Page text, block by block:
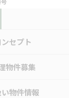
ンセプト
物件募集
物件情報